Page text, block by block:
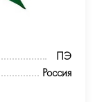
ПЭ
Россия